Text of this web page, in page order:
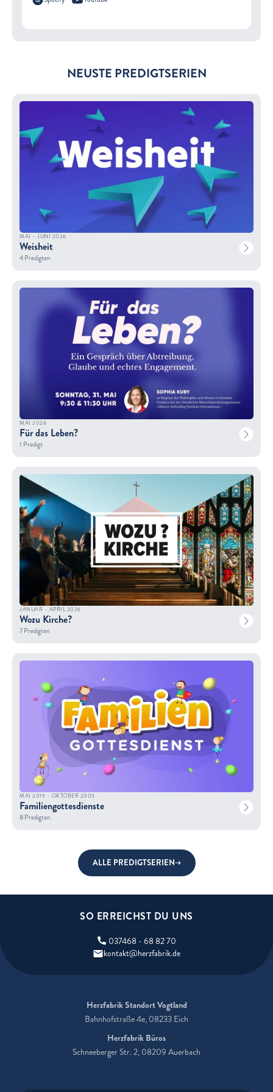
NEUSTE PREDIGTSERIEN
MAI – JUNI 2026
Weisheit
4 Predigten
MAI 2026
Für das Leben?
1 Predigt
JANUAR – APRIL 2026
Wozu Kirche?
7 Predigten
MAI 2019 – OKTOBER 2005
Familiengottesdienste
8 Predigten
ALLE PREDIGTSERIEN
SO ERREICHST DU UNS
037468 - 68 82 70
kontakt@herzfabrik.de
Herzfabrik Standort Vogtland
Bahnhofstraße 4e, 08233 Eich
Herzfabrik Büros
Schneeberger Str. 2, 08209 Auerbach